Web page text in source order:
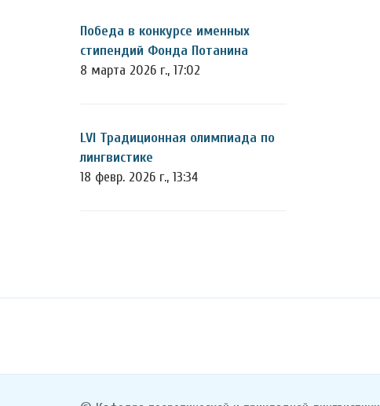
Победа в конкурсе именных
стипендий Фонда Потанина
8 марта 2026 г., 17:02
LVI Традиционная олимпиада по
лингвистике
18 февр. 2026 г., 13:34